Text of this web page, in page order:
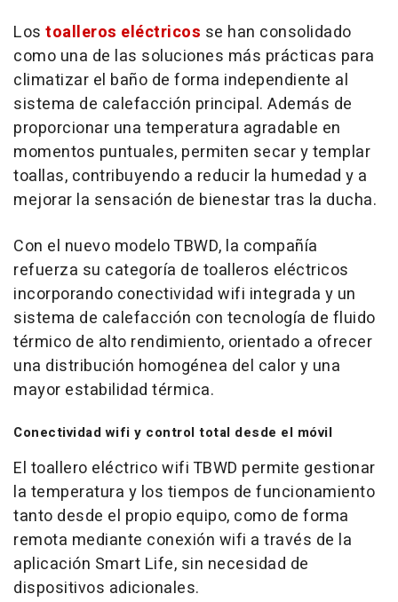
Los toalleros eléctricos se han consolidado
como una de las soluciones más prácticas para
climatizar el baño de forma independiente al
sistema de calefacción principal. Además de
proporcionar una temperatura agradable en
momentos puntuales, permiten secar y templar
toallas, contribuyendo a reducir la humedad y a
mejorar la sensación de bienestar tras la ducha.
Con el nuevo modelo TBWD, la compañía
refuerza su categoría de toalleros eléctricos
incorporando conectividad wifi integrada y un
sistema de calefacción con tecnología de fluido
térmico de alto rendimiento, orientado a ofrecer
una distribución homogénea del calor y una
mayor estabilidad térmica.
Conectividad wifi y control total desde el móvil
El toallero eléctrico wifi TBWD permite gestionar
la temperatura y los tiempos de funcionamiento
tanto desde el propio equipo, como de forma
remota mediante conexión wifi a través de la
aplicación Smart Life, sin necesidad de
dispositivos adicionales.